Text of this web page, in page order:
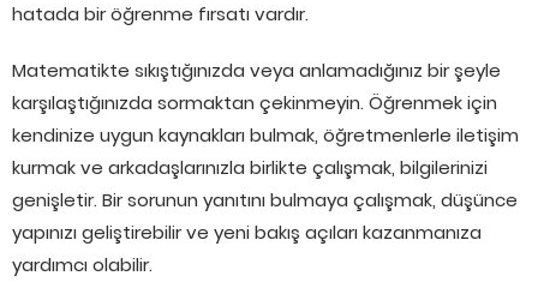
hatada bir öğrenme fırsatı vardır.
Matematikte sıkıştığınızda veya anlamadığınız bir şeyle
karşılaştığınızda sormaktan çekinmeyin. Öğrenmek için
kendinize uygun kaynakları bulmak, öğretmenlerle iletişim
kurmak ve arkadaşlarınızla birlikte çalışmak, bilgilerinizi
genişletir. Bir sorunun yanıtını bulmaya çalışmak, düşünce
yapınızı geliştirebilir ve yeni bakış açıları kazanmanıza
yardımcı olabilir.